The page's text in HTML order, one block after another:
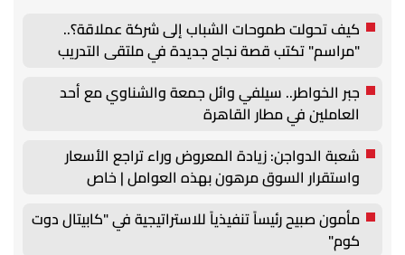
كيف تحولت طموحات الشباب إلى شركة عملاقة؟..
"مراسم" تكتب قصة نجاح جديدة في ملتقى التدريب
والتوظيف الزراعي الأول بجامعة دمنهور
جبر الخواطر.. سيلفي وائل جمعة والشناوي مع أحد
العاملين في مطار القاهرة
شعبة الدواجن: زيادة المعروض وراء تراجع الأسعار
واستقرار السوق مرهون بهذه العوامل | خاص
مأمون صبيح رئيساً تنفيذياً للاستراتيجية في "كابيتال دوت
كوم"